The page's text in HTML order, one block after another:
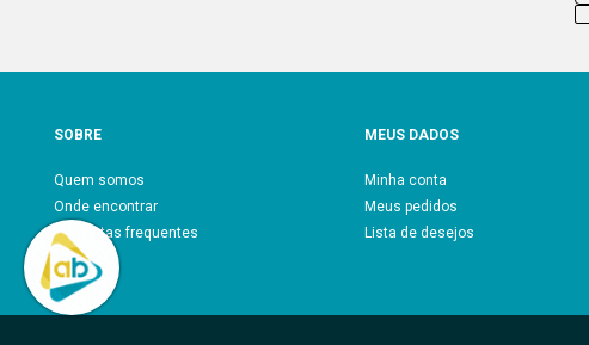
SOBRE
Quem somos
Onde encontrar
Perguntas frequentes
Blog
MEUS DADOS
Minha conta
Meus pedidos
Lista de desejos